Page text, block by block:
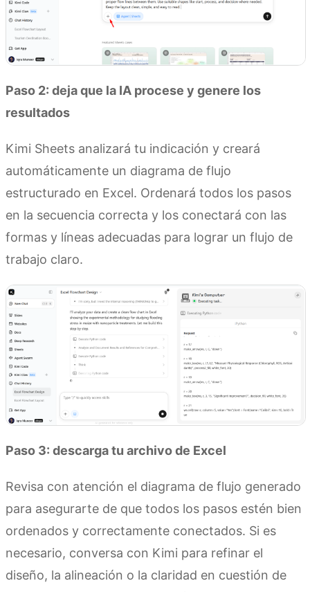
Paso 2: deja que la IA procese y genere los
resultados
Kimi Sheets analizará tu indicación y creará
automáticamente un diagrama de flujo
estructurado en Excel. Ordenará todos los pasos
en la secuencia correcta y los conectará con las
formas y líneas adecuadas para lograr un flujo de
trabajo claro.
Paso 3: descarga tu archivo de Excel
Revisa con atención el diagrama de flujo generado
para asegurarte de que todos los pasos estén bien
ordenados y correctamente conectados. Si es
necesario, conversa con Kimi para refinar el
diseño, la alineación o la claridad en cuestión de